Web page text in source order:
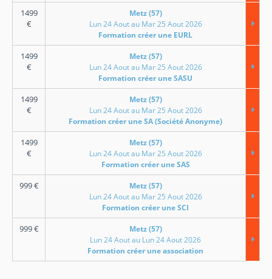
1499
€
Metz (57)
Lun 24 Aout au Mar 25 Aout 2026
Formation créer une EURL
1499
€
Metz (57)
Lun 24 Aout au Mar 25 Aout 2026
Formation créer une SASU
1499
€
Metz (57)
Lun 24 Aout au Mar 25 Aout 2026
Formation créer une SA (Société Anonyme)
1499
€
Metz (57)
Lun 24 Aout au Mar 25 Aout 2026
Formation créer une SAS
999€
Metz (57)
Lun 24 Aout au Mar 25 Aout 2026
Formation créer une SCI
999€
Metz (57)
Lun 24 Aout au Lun 24 Aout 2026
Formation créer une association